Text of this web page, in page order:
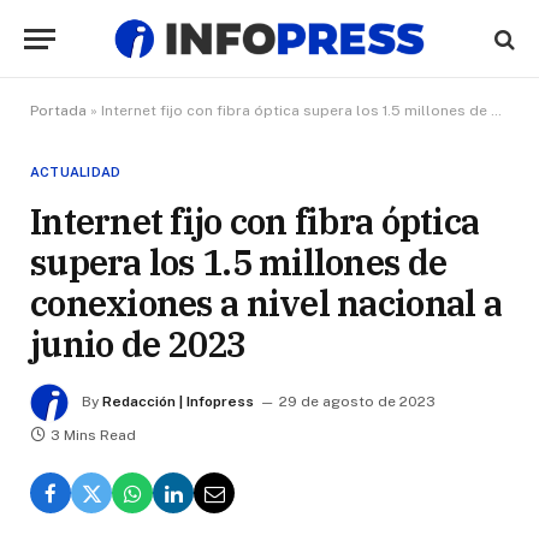
Portada » Internet fijo con fibra óptica supera los 1.5 millones de conexiones a nivel nacional a junio de 2023
ACTUALIDAD
Internet fijo con fibra óptica
supera los 1.5 millones de
conexiones a nivel nacional a
junio de 2023
By Redacción | Infopress
29 de agosto de 2023
3 Mins Read